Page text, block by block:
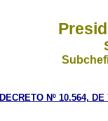
DECRETO Nº 10.564,